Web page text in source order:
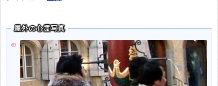
屋外の心霊写真